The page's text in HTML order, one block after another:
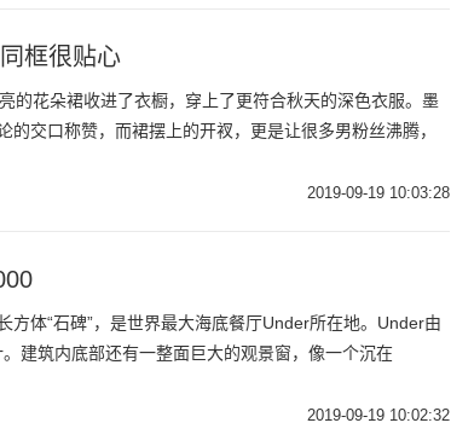
框很贴心
的花朵裙收进了衣橱，穿上了更符合秋天的深色衣服。墨
交口称赞，而裙摆上的开衩，更是让很多男粉丝沸腾，
2019-09-19 10:03:28
体“石碑”，是世界最大海底餐厅Under所在地。Under由
建筑内底部还有一整面巨大的观景窗，像一个沉在
2019-09-19 10:02:32